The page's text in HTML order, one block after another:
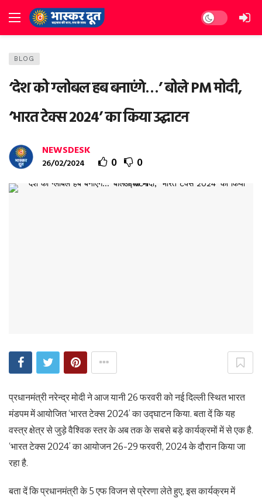
Dark mode
BLOG
‘देश को ग्लोबल हब बनाएंगे…’ बोले PM मोदी,
‘भारत टेक्स 2024’ का किया उद्घाटन
NEWSDESK
26/02/2024 0 0
प्रधानमंत्री नरेन्द्र मोदी ने आज यानी 26 फरवरी को नई दिल्ली स्थित भारत
मंडपम में आयोजित ‘भारत टेक्स 2024’ का उद्घाटन किया. बता दें कि यह
वस्त्र क्षेत्र से जुड़े वैश्विक स्तर के अब तक के सबसे बड़े कार्यक्रमों में से एक है.
‘भारत टेक्स 2024’ का आयोजन 26-29 फरवरी, 2024 के दौरान किया जा
रहा है.
बता दें कि प्रधानमंत्री के 5 एफ विजन से प्रेरणा लेते हुए, इस कार्यक्रम में